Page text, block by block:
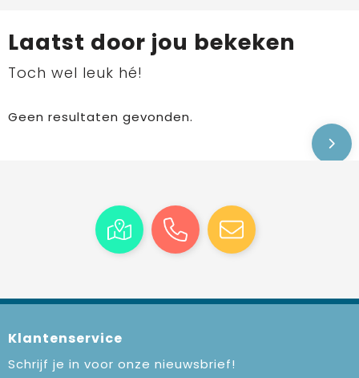
Laatst door jou bekeken
Toch wel leuk hé!
Geen resultaten gevonden.
Klantenservice
Schrijf je in voor onze nieuwsbrief!